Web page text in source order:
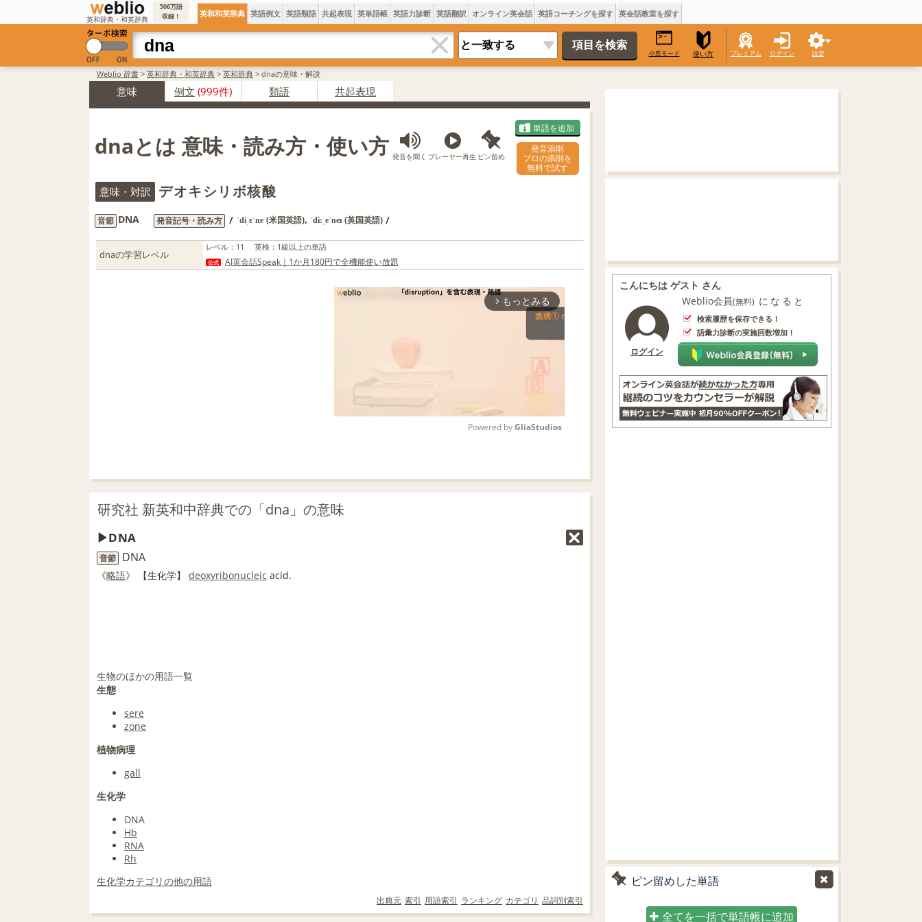
英和辞典・和英辞典
506万語
収録！
英和和英辞典 英語例文 英語類語 共起表現 英単語帳 英語力診断 英語翻訳 オンライン英会話 英語コーチングを探す 英会話教室を探す
小窓モード 使い方 プレミアム ログイン 設定
Weblio 辞書 > 英和辞典・和英辞典 > 英和辞典 > dnaの意味・解説
意味 例文 (999件) 類語 共起表現
dnaとは 意味・読み方・使い方 発音を聞く プレーヤー再生 ピン留め
単語を追加
発音添削
プロの添削を
無料で試す
意味・対訳 デオキシリボ核酸
音節 DNA 発音記号・読み方 / ˈdiˌɛˈne (米国英語), ˈdi:ˌeˈneɪ (英国英語) /
dnaの学習レベル
レベル ： 11 英検 ： 1級以上の単語
公式 AI英会話Speak｜1か月180円で全機能使い放題
arrow_forward_ios もっとみる
Powered by GliaStudios
研究社 新英和中辞典での「dna」の意味
DNA
音節 DNA
《略語》 【生化学】 deoxyribonucleic acid.
生物のほかの用語一覧
生態
sere
zone
植物病理
gall
生化学
DNA
Hb
RNA
Rh
生化学カテゴリの他の用語
出典元 索引 用語索引 ランキング カテゴリ 品詞別索引
こんにちは ゲスト さん
ログイン
Weblio会員(無料) になると
検索履歴を保存できる！
語彙力診断の実施回数増加！
ピン留めした単語
全てを一括で単語帳に追加